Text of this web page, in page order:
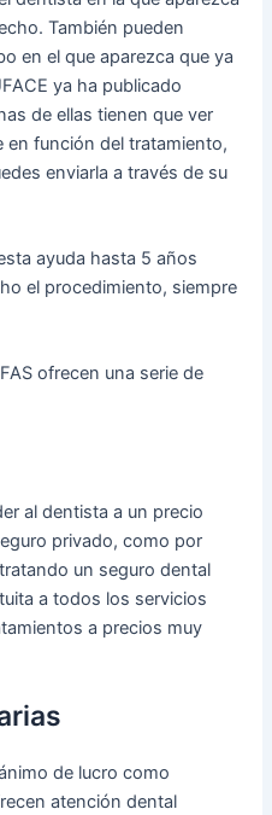
También pueden
en el que aparezca que ya
ya ha publicado
de ellas tienen que ver
función del tratamiento,
enviarla a través de su
ayuda hasta 5 años
el procedimiento, siempre
ofrecen una serie de
al dentista a un precio
privado, como por
un seguro dental
a todos los servicios
a precios muy
de lucro como
atención dental